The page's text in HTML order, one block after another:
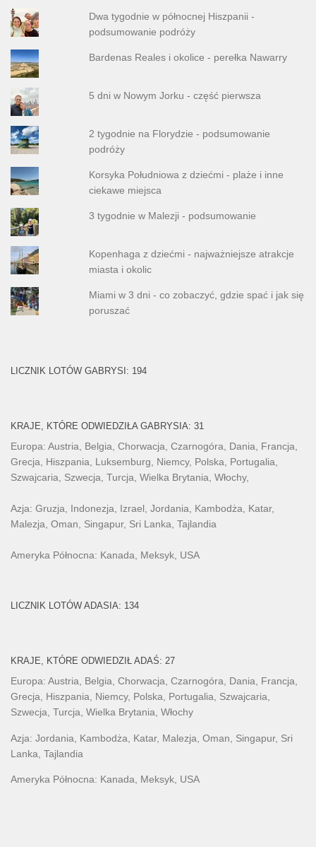
Dwa tygodnie w północnej Hiszpanii -
podsumowanie podróży
Bardenas Reales i okolice - perełka Nawarry
5 dni w Nowym Jorku - część pierwsza
2 tygodnie na Florydzie - podsumowanie
podróży
Korsyka Południowa z dziećmi - plaże i inne
ciekawe miejsca
3 tygodnie w Malezji - podsumowanie
Kopenhaga z dziećmi - najważniejsze atrakcje
miasta i okolic
Miami w 3 dni - co zobaczyć, gdzie spać i jak się
poruszać
LICZNIK LOTÓW GABRYSI: 194
KRAJE, KTÓRE ODWIEDZIŁA GABRYSIA: 31
Europa: Austria, Belgia, Chorwacja, Czarnogóra, Dania, Francja,
Grecja, Hiszpania, Luksemburg, Niemcy, Polska, Portugalia,
Szwajcaria, Szwecja, Turcja, Wielka Brytania, Włochy,
Azja: Gruzja, Indonezja, Izrael, Jordania, Kambodża, Katar,
Malezja, Oman, Singapur, Sri Lanka, Tajlandia
Ameryka Północna: Kanada, Meksyk, USA
LICZNIK LOTÓW ADASIA: 134
KRAJE, KTÓRE ODWIEDZIŁ ADAŚ: 27
Europa: Austria, Belgia, Chorwacja, Czarnogóra, Dania, Francja,
Grecja, Hiszpania, Niemcy, Polska, Portugalia, Szwajcaria,
Szwecja, Turcja, Wielka Brytania, Włochy
Azja: Jordania, Kambodża, Katar, Malezja, Oman, Singapur, Sri
Lanka, Tajlandia
Ameryka Północna: Kanada, Meksyk, USA